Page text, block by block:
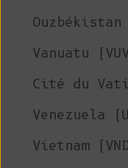
Ouzbékistan
Vanuatu
Cité du
Venezuela
Vietnam